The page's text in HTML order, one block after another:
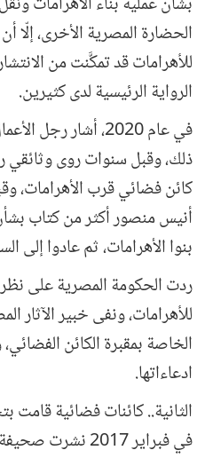
الحضارة المصرية الأخرى، إلّا
للأهرامات قد تمكَّنت من
الرواية الرئيسية لدى كثيرين.
في عام 2020، أشار
ذلك، وقبل سنوات روى
كائن فضائي قرب الأهرامات،
أنيس منصور أكثر من كتاب
بنوا الأهرامات، ثم عادوا إلى
ردت الحكومة المصرية على
للأهرامات، ونفى خبير
الخاصة بمقبرة الكائن
ادعاءاتها.
الثانية.. كائنات فضائية
في فبراير 2017